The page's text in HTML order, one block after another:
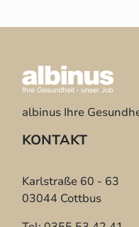
albinus Ihre
KONTAKT
Karlstraße 60 - 63
03044 Cottbus